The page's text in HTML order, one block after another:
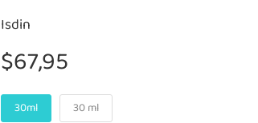
Isdin
$67,95
30ml 30 ml